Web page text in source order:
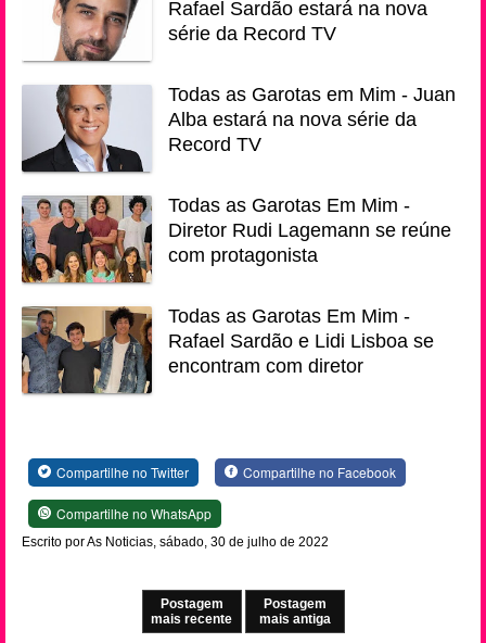
Rafael Sardão estará na nova
série da Record TV
Todas as Garotas em Mim - Juan
Alba estará na nova série da
Record TV
Todas as Garotas Em Mim -
Diretor Rudi Lagemann se reúne
com protagonista
Todas as Garotas Em Mim -
Rafael Sardão e Lidi Lisboa se
encontram com diretor
Compartilhe no Twitter Compartilhe no Facebook
Compartilhe no WhatsApp
Escrito por As Noticias, sábado, 30 de julho de 2022
Postagem
mais recente
Postagem
mais antiga